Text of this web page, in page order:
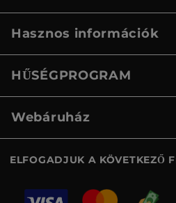
Hasznos információk
HŰSÉGPROGRAM
Webáruház
ELFOGADJUK A KÖVETKEZŐ